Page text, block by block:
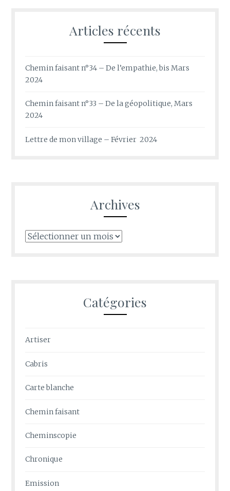
Articles récents
Chemin faisant n°34 – De l’empathie, bis Mars
2024
Chemin faisant n°33 – De la géopolitique, Mars
2024
Lettre de mon village – Février 2024
Archives
Archives
Catégories
Artiser
Cabris
Carte blanche
Chemin faisant
Cheminscopie
Chronique
Emission